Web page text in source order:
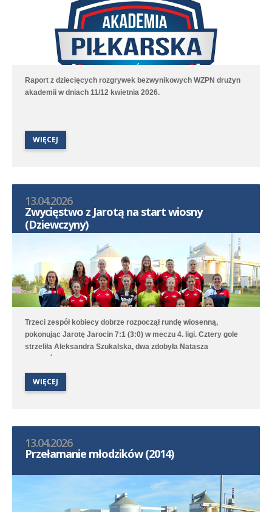
Raport z dziecięcych rozgrywek bezwynikowych WZPN drużyn
akademii w dniach 11/12 kwietnia 2026.
WIĘCEJ
13.04.2026
Zwycięstwo z Jarotą na start wiosny
(Dziewczyny)
Trzeci zespół kobiecy dobrze rozpoczął rundę wiosenną,
pokonując Jarotę Jarocin 7:1 (3:0) w meczu 4. ligi. Cztery gole
strzeliła Aleksandra Szukalska, dwa zdobyła Natasza
Szymańska, a wynik ustaliła Alicja Doros. Trampkarki przegrały
2:6 z Avią II Kamionki.
WIĘCEJ
13.04.2026
Przełamanie młodzików (2014)